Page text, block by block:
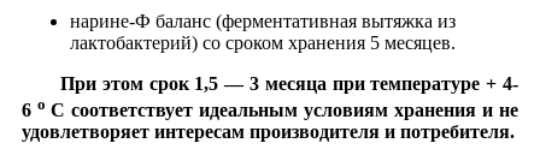
нарине-Ф баланс (ферментативная вытяжка из
лактобактерий) со сроком хранения 5 месяцев.
При этом срок 1,5 — 3 месяца при температуре + 4-
6 о С соответствует идеальным условиям хранения и не
удовлетворяет интересам производителя и потребителя.